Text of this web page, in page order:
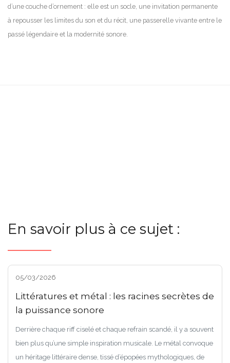
d’une couche d’ornement : elle est un socle, une invitation permanente
à repousser les limites du son et du récit, une passerelle vivante entre le
passé légendaire et la modernité sonore.
En savoir plus à ce sujet :
05/03/2026
Littératures et métal : les racines secrètes de
la puissance sonore
Derrière chaque riff ciselé et chaque refrain scandé, il y a souvent
bien plus qu’une simple inspiration musicale. Le métal convoque
un héritage littéraire dense, tissé d’épopées mythologiques, de